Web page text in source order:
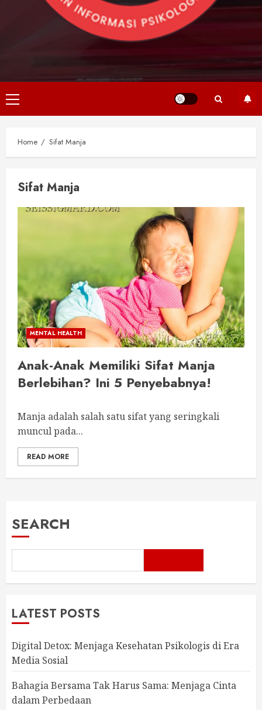
Primary
Menu
Home Sifat Manja
Sifat Manja
MENTAL HEALTH
Anak-Anak Memiliki Sifat Manja
Berlebihan? Ini 5 Penyebabnya!
Manja adalah salah satu sifat yang seringkali
muncul pada...
READ MORE
SEARCH
LATEST POSTS
Digital Detox: Menjaga Kesehatan Psikologis di Era
Media Sosial
Bahagia Bersama Tak Harus Sama: Menjaga Cinta
dalam Perbedaan